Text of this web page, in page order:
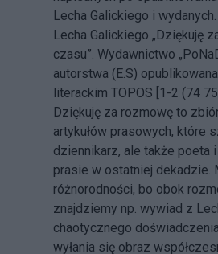
Lecha Galickiego i
Lecha Galickiego „Dziękuję
czasu”. Wydawnictwo
autorstwa (E.S)
literackim TOPOS [1-2 (74
Dziękuję za rozmowę to
artykułów prasowych, które
dziennikarz, ale także poeta
prasie w ostatniej dekadzie.
różnorodności, bo obok
znajdziemy np. wywiad z
chaotycznego
wyłania się obraz